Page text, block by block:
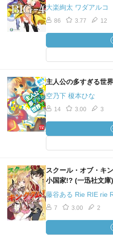
大楽絢太 ワダアルコ
86 3.77 12
主人公の多すぎる世
空乃下 榎本ひな
14 3.00 3
スクール・オブ・キ
小国家!? (一迅社文庫)
藤谷ある Rie RIE rie
7 3.00 2